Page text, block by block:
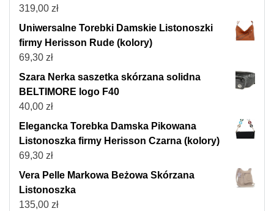
319,00 zł
Uniwersalne Torebki Damskie Listonoszki
firmy Herisson Rude (kolory)
69,30 zł
Szara Nerka saszetka skórzana solidna
BELTIMORE logo F40
40,00 zł
Elegancka Torebka Damska Pikowana
Listonoszka firmy Herisson Czarna (kolory)
69,30 zł
Vera Pelle Markowa Beżowa Skórzana
Listonoszka
135,00 zł